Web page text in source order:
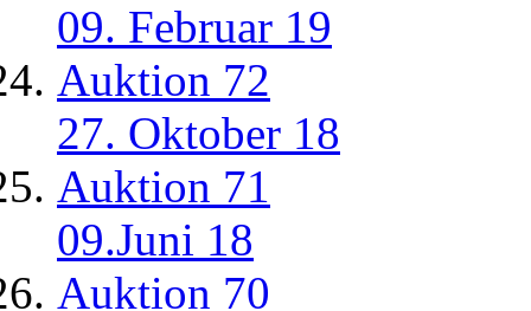
09. Februar 19
Auktion 72
27. Oktober 18
Auktion 71
09.Juni 18
Auktion 70